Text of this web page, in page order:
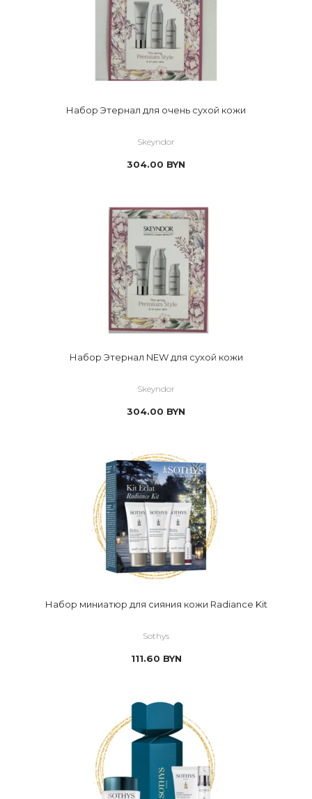
Набор Этернал для очень сухой кожи
Skeyndor
304.00 BYN
Набор Этернал NEW для сухой кожи
Skeyndor
304.00 BYN
Набор миниатюр для сияния кожи Radiance Kit
Sothys
111.60 BYN